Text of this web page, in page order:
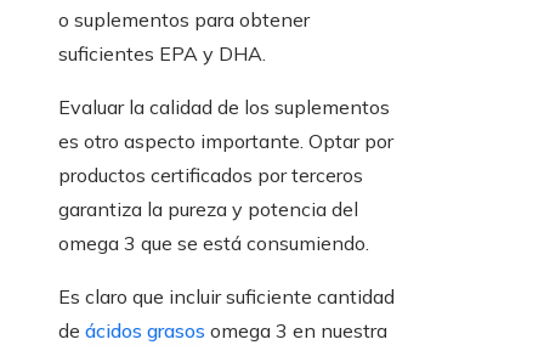
o suplementos para obtener
suficientes EPA y DHA.
Evaluar la calidad de los suplementos
es otro aspecto importante. Optar por
productos certificados por terceros
garantiza la pureza y potencia del
omega 3 que se está consumiendo.
Es claro que incluir suficiente cantidad
de ácidos grasos omega 3 en nuestra